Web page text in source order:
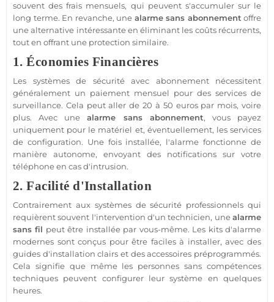
souvent des frais mensuels, qui peuvent s'accumuler sur le
long terme. En revanche, une alarme sans abonnement offre
une alternative intéressante en éliminant les coûts récurrents,
tout en offrant une protection similaire.
1. Économies Financières
Les systèmes de sécuritéavec abonnement nécessitent
généralement un paiement mensuel pour des services de
surveillance. Cela peut aller de 20 à 50 euros par mois, voire
plus. Avec unealarme sans abonnement, vous payez
uniquement pour le matériel et, éventuellement, les services
de configuration. Une fois installée, l'alarme fonctionne de
manière autonome, envoyant des notifications sur votre
téléphone en cas d'intrusion.
2. Facilité d'Installation
Contrairement aux systèmes desécurité professionnels qui
requièrent souvent l'intervention d'un technicien, unealarme
sans fil peut être installée par vous-même. Les kits d'alarme
modernes sont conçus pour être faciles à installer, avec des
guides d'installation clairs et desaccessoires préprogrammés.
Cela signifie que même les personnes sans compétences
techniques peuvent configurer leursystème en quelques
heures.